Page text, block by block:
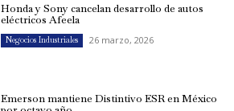
Honda y Sony cancelan desarrollo de autos
eléctricos Afeela
Negocios Industriales 26 marzo, 2026
Emerson mantiene Distintivo ESR en México